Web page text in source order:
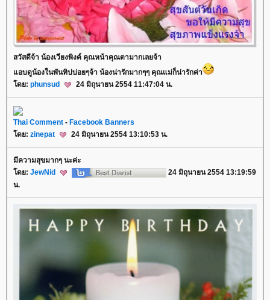
สวัสดีจ้า น้องเวียงพิงค์ คุณหน้าคุณตามากเลยจ้า
อบดูน้องในพันทิปบ่อยๆจ้า น้องน่ารักมากๆๆ คุณแม่ก็น่ารักค่า
ดย: phunsud 24 มิถุนายน 2554 11:47:04 น.
Thai Comment - Facebook Banners
ดย: zinepat 24 มิถุนายน 2554 13:10:53 น.
มีความสุขมากๆ นะค่ะ
ดย: JewNid
24 มิถุนายน 2554 13:19:59
น.